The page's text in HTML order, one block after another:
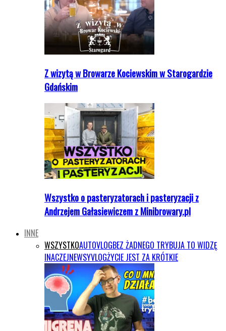
Z wizytą w Browarze Kociewskim w Starogardzie
Gdańskim
Wszystko o pasteryzatorach i pasteryzacji z
Andrzejem Gałasiewiczem z Minibrowary.pl
INNE
WSZYSTKOAUTOVLOGBEZ ŻADNEGO TRYBUJA TO WIDZĘ
INACZEJNEWSYVLOGŻYCIE JEST ZA KRÓTKIE